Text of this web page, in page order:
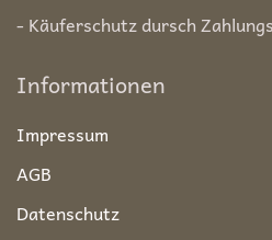
- Käuferschutz dursch
Informationen
Impressum
AGB
Datenschutz